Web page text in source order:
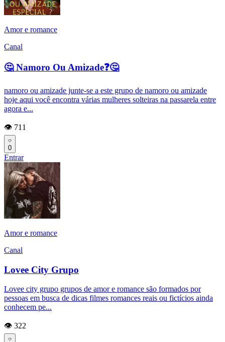
Amor e romance
Canal
🤔 Namoro Ou Amizade❓🤔
namoro ou amizade junte-se a este grupo de namoro ou amizade
hoje aqui você encontra várias mulheres solteiras na passarela entre
agora e...
👁️ 711
0
Entrar
Amor e romance
Canal
Lovee City Grupo
Lovee city grupo grupos de amor e romance são formados por
pessoas em busca de dicas filmes romances reais ou fictícios ainda
conhecem pe...
👁️ 322